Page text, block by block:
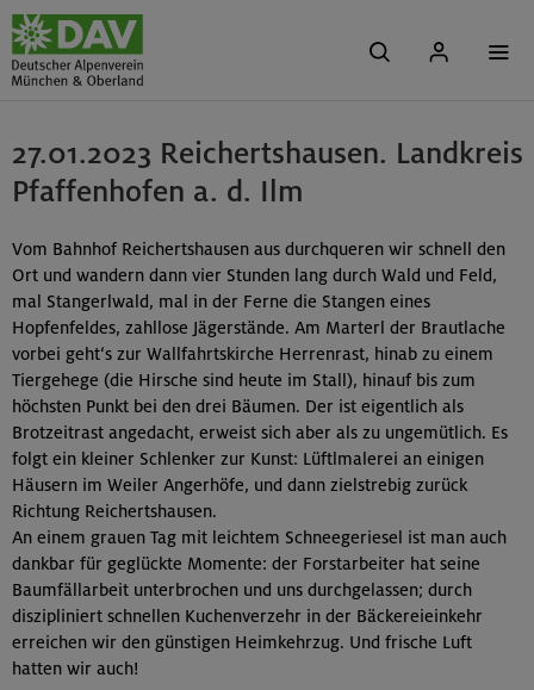
27.01.2023 Reichertshausen. Landkreis
Pfaffenhofen a. d. Ilm
Vom Bahnhof Reichertshausen aus durchqueren wir schnell den
Ort und wandern dann vier Stunden lang durch Wald und Feld,
mal Stangerlwald, mal in der Ferne die Stangen eines
Hopfenfeldes, zahllose Jägerstände. Am Marterl der Brautlache
vorbei geht‘s zur Wallfahrtskirche Herrenrast, hinab zu einem
Tiergehege (die Hirsche sind heute im Stall), hinauf bis zum
höchsten Punkt bei den drei Bäumen. Der ist eigentlich als
Brotzeitrast angedacht, erweist sich aber als zu ungemütlich. Es
folgt ein kleiner Schlenker zur Kunst: Lüftlmalerei an einigen
Häusern im Weiler Angerhöfe, und dann zielstrebig zurück
Richtung Reichertshausen.
An einem grauen Tag mit leichtem Schneegeriesel ist man auch
dankbar für geglückte Momente: der Forstarbeiter hat seine
Baumfällarbeit unterbrochen und uns durchgelassen; durch
diszipliniert schnellen Kuchenverzehr in der Bäckereieinkehr
erreichen wir den günstigen Heimkehrzug. Und frische Luft
hatten wir auch!